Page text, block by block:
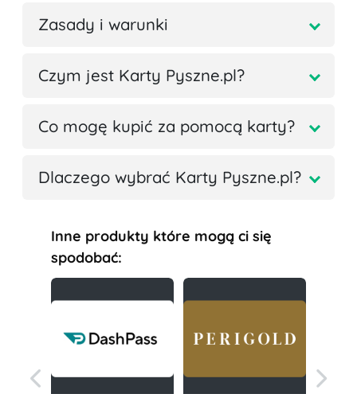
Zasady i warunki
Czym jest Karty Pyszne.pl?
Co mogę kupić za pomocą karty?
Dlaczego wybrać Karty Pyszne.pl?
Inne produkty które mogą ci się
spodobać: